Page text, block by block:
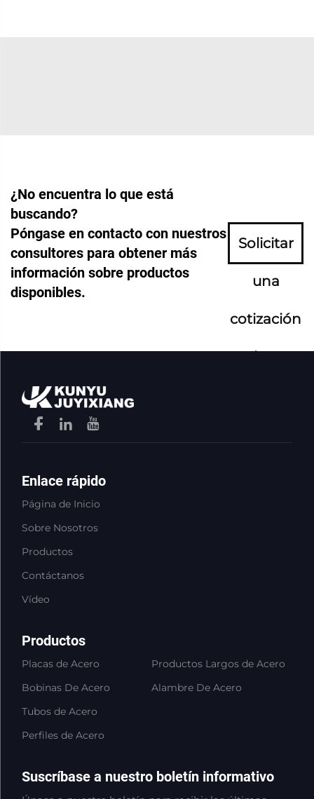
¿No encuentra lo que está
buscando?
Póngase en contacto con nuestros
consultores para obtener más
información sobre productos
disponibles.
Solicitar
una
cotización
ahora
Enlace rápido
Página de Inicio
Sobre Nosotros
Productos
Contáctanos
Vídeo
Productos
Placas de Acero
Bobinas De Acero
Tubos de Acero
Perfiles de Acero
Productos Largos de Acero
Alambre De Acero
Suscríbase a nuestro boletín informativo